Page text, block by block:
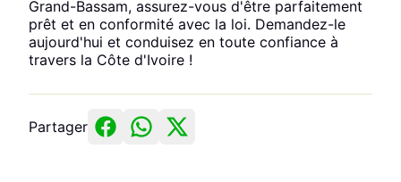
Grand-Bassam, assurez-vous d'être parfaitement
prêt et en conformité avec la loi. Demandez-le
aujourd'hui et conduisez en toute confiance à
travers la Côte d'Ivoire !
Partager